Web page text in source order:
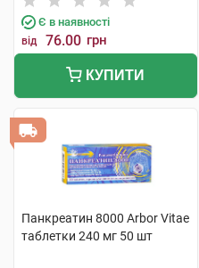
Є в наявності
від 76.00 грн
КУПИТИ
Панкреатин 8000 Arbor Vitae
таблетки 240 мг 50 шт